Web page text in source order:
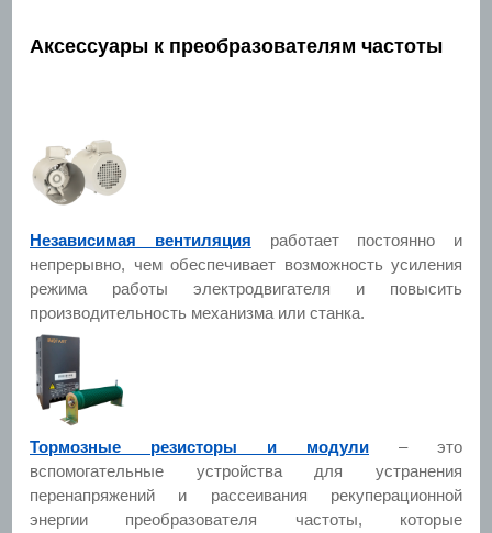
Аксессуары к преобразователям частоты
Независимая вентиляция работает постоянно и
непрерывно, чем обеспечивает возможность усиления
режима работы электродвигателя и повысить
производительность механизма или станка.
Тормозные резисторы и модули – это
вспомогательные устройства для устранения
перенапряжений и рассеивания рекуперационной
энергии преобразователя частоты, которые